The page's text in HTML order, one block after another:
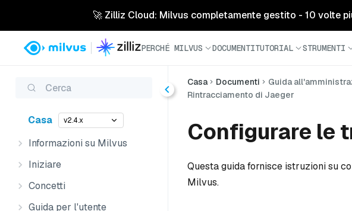
🚀 Zilliz Cloud: Milvus completamente gestito - 10 volte
PERCHÉ MILVUS DOCUMENTITUTORIAL STRUMENTI
Cerca
Casa v2.4.x
Informazioni su Milvus
Iniziare
Concetti
Guida per l'utente
Casa Documenti Guida
Rintracciamento di Jaeger
Configurare le
Questa guida fornisce istruzioni su
Milvus.